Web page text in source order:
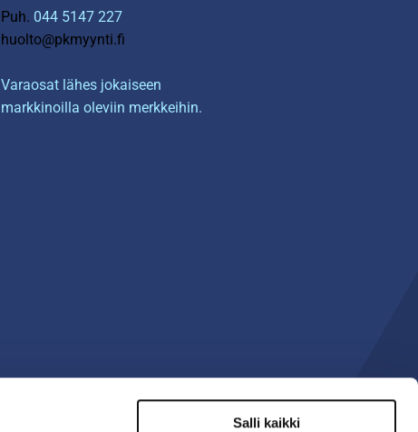
Salli kaikki
Puh. 044 5147 227
huolto@pkmyynti.fi
Varaosat lähes jokaiseen
markkinoilla oleviin merkkeihin.